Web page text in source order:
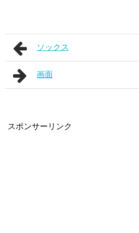
ソックス
画面
スポンサーリンク